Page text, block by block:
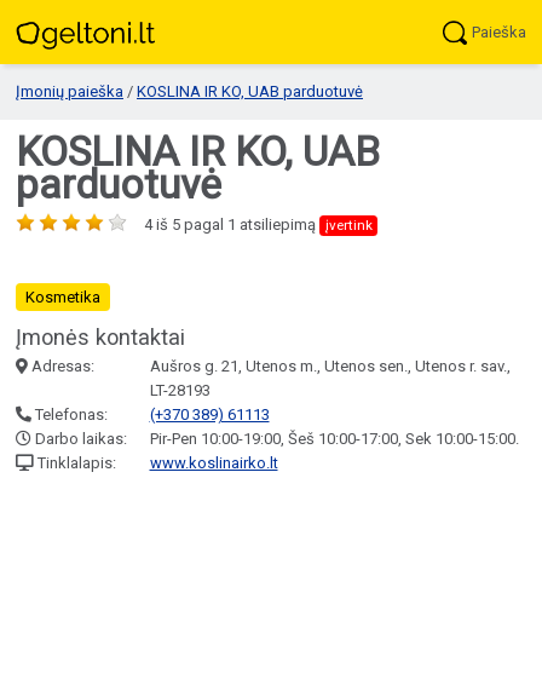
Paieška
Įmonių paieška / KOSLINA IR KO, UAB parduotuvė
KOSLINA IR KO, UAB
parduotuvė
4iš 5 pagal 1 atsiliepimą įvertink
Kosmetika
Įmonės kontaktai
Adresas:
Aušros g. 21, Utenos m., Utenos sen., Utenos r. sav.,
LT-28193
Telefonas:
(+370 389) 61113
Darbo laikas:
Pir-Pen 10:00-19:00, Šeš 10:00-17:00, Sek 10:00-15:00.
Tinklalapis:
www.koslinairko.lt